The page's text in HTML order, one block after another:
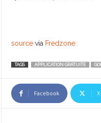
sourcevia Fredzone
TAGS APPLICATION GRATUITE
Facebook X